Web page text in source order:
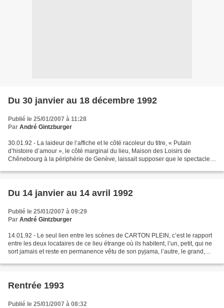
Du 30 janvier au 18 décembre 1992
Publié le 25/01/2007 à 11:28
Par André Gintzburger
30.01.92 - La laideur de l’affiche et le côté racoleur du titre, « Putain
d’histoire d’amour », le côté marginal du lieu, Maison des Loisirs de
Chênebourg à la périphérie de Genève, laissait supposer que le spectacle
Du 14 janvier au 14 avril 1992
Publié le 25/01/2007 à 09:29
Par André Gintzburger
14.01.92 - Le seul lien entre les scènes de CARTON PLEIN, c’est le rapport
entre les deux locataires de ce lieu étrange où ils habitent, l’un, petit, qui ne
sort jamais et reste en permanence vêtu de son pyjama, l’autre, le grand,
Rentrée 1993
Publié le 25/01/2007 à 08:32